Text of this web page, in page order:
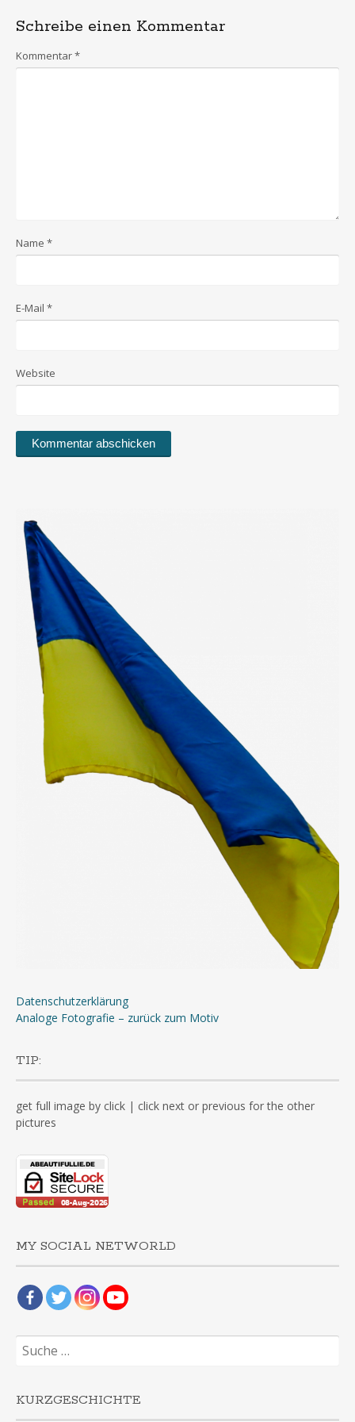
s
r
navigation
Schreibe einen Kommentar
Kommentar*
Name *
E-Mail *
Website
Datenschutzerklärung
Analoge Fotografie – zurück zum Motiv
TIP:
get full image by click | click next or previous for the other
pictures
MY SOCIAL NETWORLD
Suche
nach:
KURZGESCHICHTE